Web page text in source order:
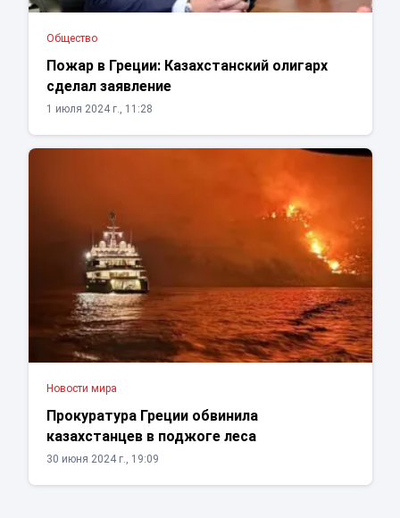
Общество
Пожар в Греции: Казахстанский олигарх
сделал заявление
1 июля 2024 г., 11:28
Новости мира
Прокуратура Греции обвинила
казахстанцев в поджоге леса
30 июня 2024 г., 19:09